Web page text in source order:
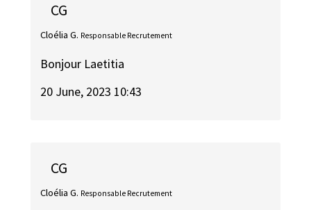
CG
Cloélia G. Responsable Recrutement
Bonjour Laetitia
20 June, 2023 10:43
CG
Cloélia G. Responsable Recrutement